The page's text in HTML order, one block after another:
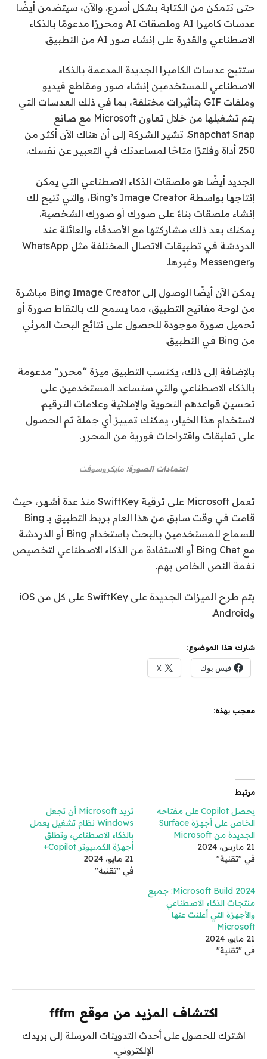
حتى تتمكن من الكتابة بشكل أسرع. والآن، سيتضمن أيضًا
عدسات كاميرا AI وملصقات AI ومحررًا مدعومًا بالذكاء
الاصطناعي والقدرة على إنشاء صور AI من التطبيق.
ستتيح عدسات الكاميرا الجديدة المدعمة بالذكاء
الاصطناعي للمستخدمين إنشاء صور ومقاطع فيديو
وملفات GIF بتأثيرات مختلفة، بما في ذلك العدسات التي
يتم تشغيلها من خلال تعاون Microsoft مع صانع
Snapchat Snap. تشير الشركة إلى أن هناك الآن أكثر من
250 أداة وفلترًا متاحًا لمساعدتك في التعبير عن نفسك.
الجديد أيضًا هو ملصقات الذكاء الاصطناعي التي يمكن
إنتاجها بواسطة Bing’s Image Creator، والتي تتيح لك
إنشاء ملصقات بناءً على صورك أو صورك الشخصية.
يمكنك بعد ذلك مشاركتها مع الأصدقاء والعائلة عند
الدردشة في تطبيقات الاتصال المختلفة مثل WhatsApp
وMessenger وغيرها.
يمكن الآن أيضًا الوصول إلى Bing Image Creator مباشرة
من لوحة مفاتيح التطبيق، مما يسمح لك بالتقاط صورة أو
تحميل صورة موجودة للحصول على نتائج البحث المرئي
من Bing في التطبيق.
بالإضافة إلى ذلك، يكتسب التطبيق ميزة “محرر” مدعومة
بالذكاء الاصطناعي والتي ستساعد المستخدمين على
تحسين قواعدهم النحوية والإملائية وعلامات الترقيم.
لاستخدام هذا الخيار، يمكنك تمييز أي جملة ثم الحصول
على تعليقات واقتراحات فورية من المحرر.
اعتمادات الصورة: مايكروسوفت
تعمل Microsoft على ترقية SwiftKey منذ عدة أشهر، حيث
قامت في وقت سابق من هذا العام بربط التطبيق بـ Bing
للسماح للمستخدمين بالبحث باستخدام Bing أو الدردشة
مع Bing Chat أو الاستفادة من الذكاء الاصطناعي لتخصيص
نغمة النص الخاص بهم.
يتم طرح الميزات الجديدة على SwiftKey على كل من iOS
وAndroid.
شارك هذا الموضوع:
فيس بوك X
معجب بهذه:
مرتبط
يحصل Copilot على مفتاحه
الخاص على أجهزة Surface
الجديدة من Microsoft
21 مارس، 2024
في "تقنية"
تريد Microsoft أن تجعل
Windows نظام تشغيل يعمل
بالذكاء الاصطناعي، وتطلق
أجهزة الكمبيوتر Copilot+
21 مايو، 2024
في "تقنية"
Microsoft Build 2024: جميع
منتجات الذكاء الاصطناعي
والأجهزة التي أعلنت عنها
Microsoft
21 مايو، 2024
في "تقنية"
اكتشاف المزيد من موقع fffm
اشترك للحصول على أحدث التدوينات المرسلة إلى بريدك
الإلكتروني.